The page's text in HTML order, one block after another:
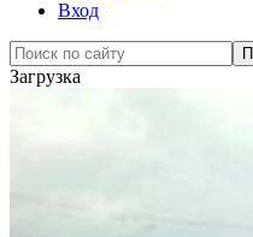
Вход
Загрузка